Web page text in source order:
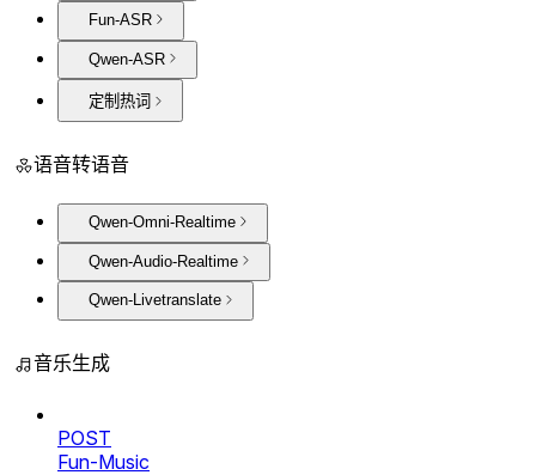
Fun-ASR
Qwen-ASR
定制热词
语音转语音
Qwen-Omni-Realtime
Qwen-Audio-Realtime
Qwen-Livetranslate
音乐生成
POST
Fun-Music